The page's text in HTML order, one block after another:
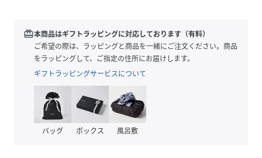
【バッグサイズ】
W12×D5×H20cm
【容量】
【重量】
約0.34kg
【素材】
redeem本商品はギフトラッピングに対応しております（有料）
ご希望の際は、ラッピングと商品を一緒にご注文ください。商品
をラッピングして、ご指定の住所にお届けします。
ギフトラッピングサービスについて
バッグ ボックス 風呂敷